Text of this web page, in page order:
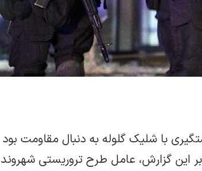
با شلیک گلوله به دنبال مقاومت بود
این گزارش، عامل طرح تروریستی شهروند